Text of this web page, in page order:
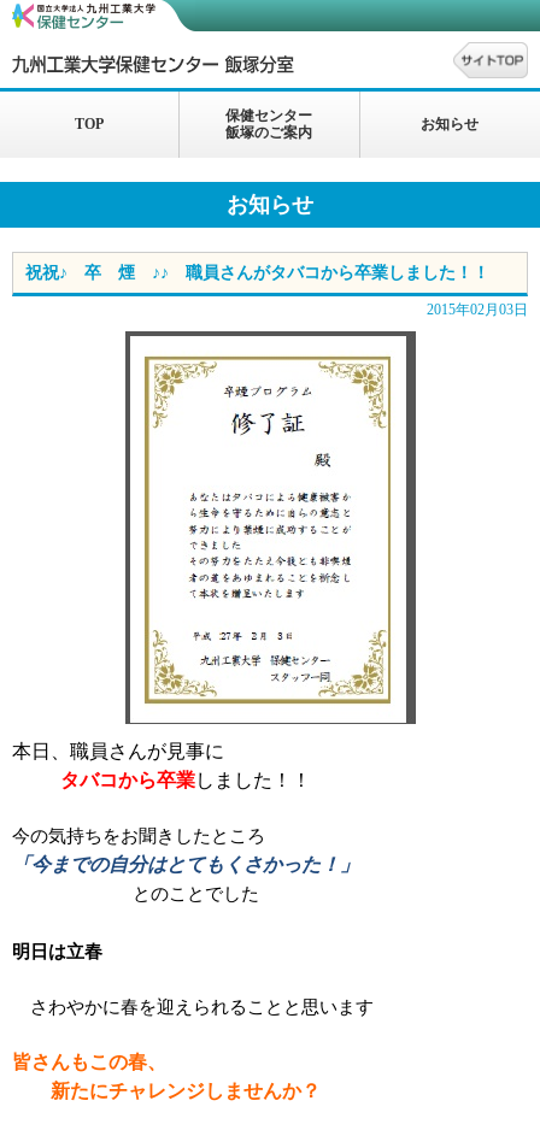
TOP
保健センター
飯塚のご案内
お知らせ
お知らせ
祝祝♪ 卒 煙 ♪♪ 職員さんがタバコから卒業しました！！
2015年02月03日
本日、職員さんが見事に
タバコから卒業しました！！
今の気持ちをお聞きしたところ
「今までの自分はとてもくさかった！」
とのことでした
明日は立春
さわやかに春を迎えられることと思います
皆さんもこの春、
新たにチャレンジしませんか？